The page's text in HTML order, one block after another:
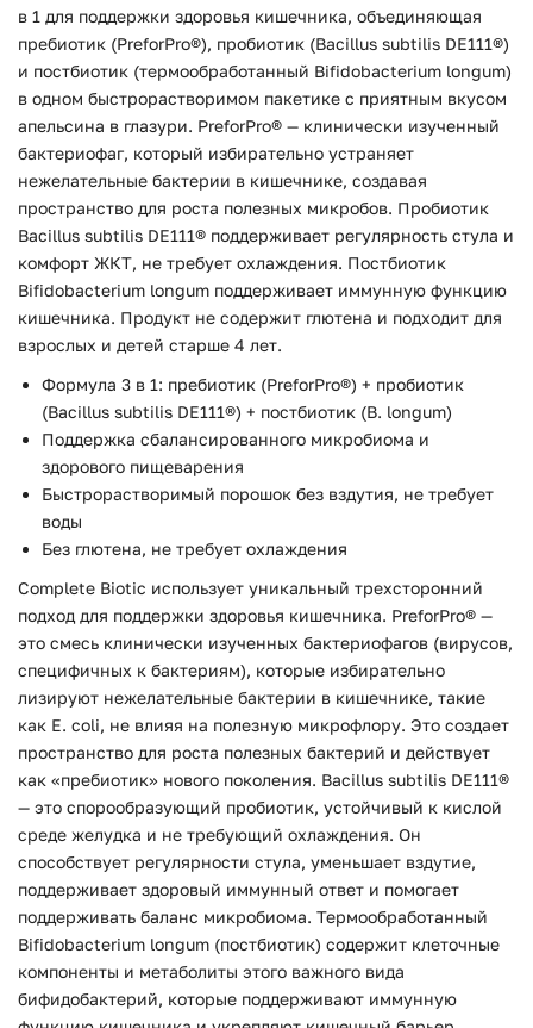
в 1 для поддержки здоровья кишечника, объединяющая
пребиотик (PreforPro®), пробиотик (Bacillus subtilis DE111®)
и постбиотик (термообработанный Bifidobacterium longum)
в одном быстрорастворимом пакетике с приятным вкусом
апельсина в глазури. PreforPro® — клинически изученный
бактериофаг, который избирательно устраняет
нежелательные бактерии в кишечнике, создавая
пространство для роста полезных микробов. Пробиотик
Bacillus subtilis DE111® поддерживает регулярность стула и
комфорт ЖКТ, не требует охлаждения. Постбиотик
Bifidobacterium longum поддерживает иммунную функцию
кишечника. Продукт не содержит глютена и подходит для
взрослых и детей старше 4 лет.
Формула 3 в 1: пребиотик (PreforPro®) + пробиотик
(Bacillus subtilis DE111®) + постбиотик (B. longum)
Поддержка сбалансированного микробиома и
здорового пищеварения
Быстрорастворимый порошок без вздутия, не требует
воды
Без глютена, не требует охлаждения
Complete Biotic использует уникальный трехсторонний
подход для поддержки здоровья кишечника. PreforPro® —
это смесь клинически изученных бактериофагов (вирусов,
специфичных к бактериям), которые избирательно
лизируют нежелательные бактерии в кишечнике, такие
как E. coli, не влияя на полезную микрофлору. Это создает
пространство для роста полезных бактерий и действует
как «пребиотик» нового поколения. Bacillus subtilis DE111®
— это спорообразующий пробиотик, устойчивый к кислой
среде желудка и не требующий охлаждения. Он
способствует регулярности стула, уменьшает вздутие,
поддерживает здоровый иммунный ответ и помогает
поддерживать баланс микробиома. Термообработанный
Bifidobacterium longum (постбиотик) содержит клеточные
компоненты и метаболиты этого важного вида
бифидобактерий, которые поддерживают иммунную